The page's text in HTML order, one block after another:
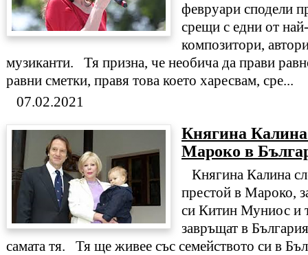
февруари сподели
срещи с едни от
композитори,
музиканти. Тя призна, че необича да прави
равни сметки, правя това което харесвам, сре...
07.02.2021
Княгина
Мароко в
Княгина Калина
престой в Мароко,
си Китин Муниос и
завръщат в
самата тя. Тя ще живее със семейството си в